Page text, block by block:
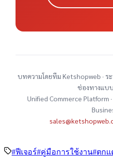
บทความโดยทีม Ketshopweb ·
ช่องทางแบ
Unified Commerce Platform ·
#ฟีเจอร์#คู่มือการใช้งาน#ตกแ